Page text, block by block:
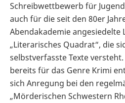
Schreibwettbewerb für
auch für die seit den 80er
Abendakademie
„Literarisches Quadrat“, die
selbstverfasste Texte
bereits für das Genre Krimi
sich Anregung bei den
„Mörderischen Schwestern